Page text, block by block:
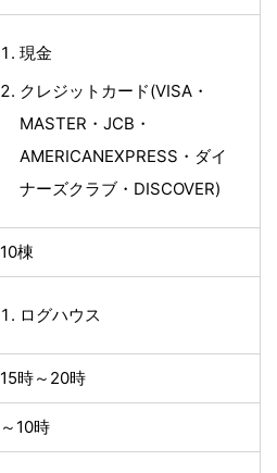
現金
クレジットカード(VISA・
MASTER・JCB・
AMERICANEXPRESS・ダイ
ナーズクラブ・DISCOVER)
10棟
ログハウス
15時～20時
～10時